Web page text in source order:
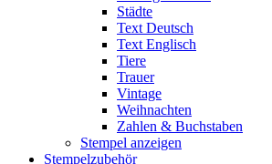
Städte
Text Deutsch
Text Englisch
Tiere
Trauer
Vintage
Weihnachten
Zahlen & Buchstaben
Stempel anzeigen
Stempelzubehör